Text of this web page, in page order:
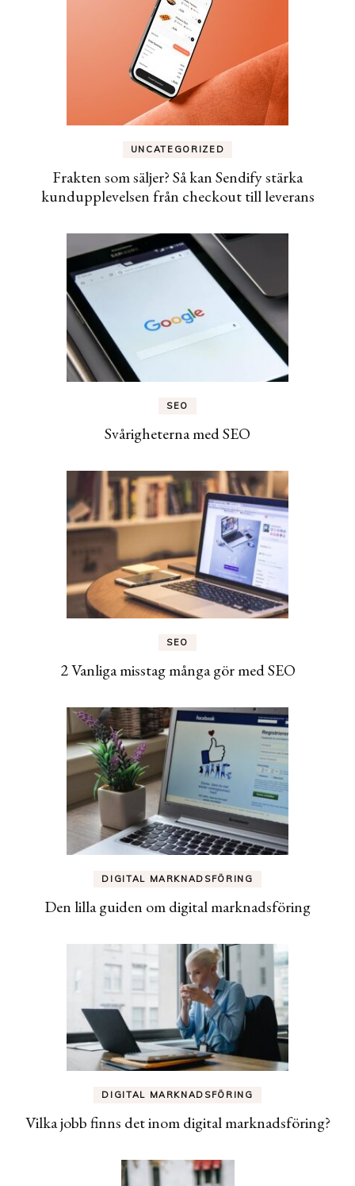
UNCATEGORIZED
Frakten som säljer? Så kan Sendify stärka
kundupplevelsen från checkout till leverans
SEO
Svårigheterna med SEO
SEO
2 Vanliga misstag många gör med SEO
DIGITAL MARKNADSFÖRING
Den lilla guiden om digital marknadsföring
DIGITAL MARKNADSFÖRING
Vilka jobb finns det inom digital marknadsföring?